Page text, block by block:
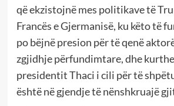
që ekzistojnë mes politikave të
Francës e Gjermanisë, ku këto të
po bëjnë presion për të qenë
zgjidhje përfundimtare, dhe
presidentit Thaci i cili për të
është në gjendje të nënshkruajë